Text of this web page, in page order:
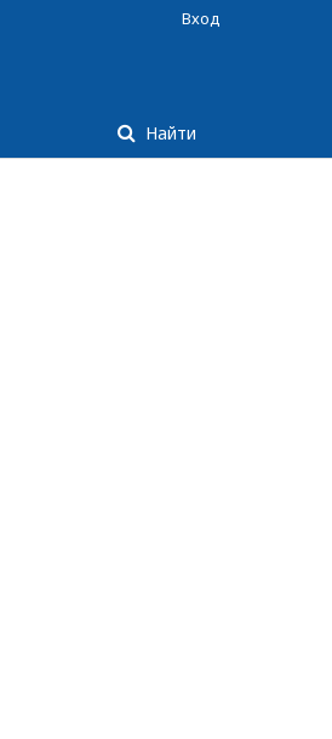
Найти
Вход